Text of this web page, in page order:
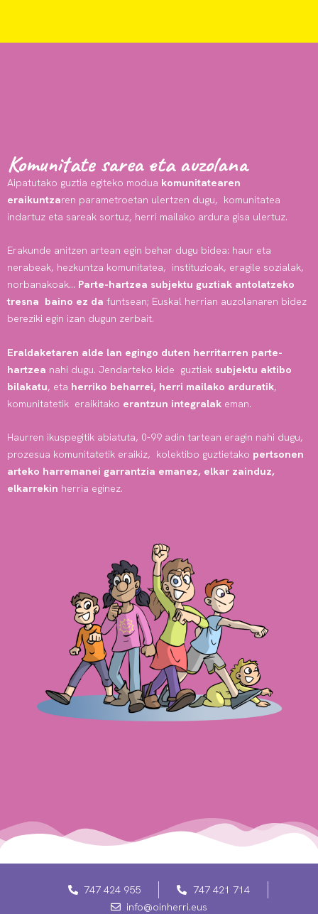
Komunitate sarea eta auzolana
Aipatutako guztia egiteko modua komunitatearen
eraikuntzaren parametroetan ulertzen dugu, komunitatea
indartuz eta sareak sortuz, herri mailako ardura gisa ulertuz.
Erakunde anitzen artean egin behar dugu bidea: haur eta
nerabeak, hezkuntza komunitatea, instituzioak, eragile sozialak,
norbanakoak… Parte-hartzea subjektu guztiak antolatzeko
tresna baino ez da funtsean; Euskal herrian auzolanaren bidez
bereziki egin izan dugun zerbait.
Eraldaketaren alde lan egingo duten herritarren parte-
hartzea nahi dugu. Jendarteko kide guztiak subjektu aktibo
bilakatu, eta herriko beharrei, herri mailako arduratik,
komunitatetik eraikitako erantzun integralak eman.
Haurren ikuspegitik abiatuta, 0-99 adin tartean eragin nahi dugu,
prozesua komunitatetik eraikiz, kolektibo guztietako pertsonen
arteko harremanei garrantzia emanez, elkar zainduz,
elkarrekin herria eginez.
747 424 955
747 421 714
info@oinherri.eus